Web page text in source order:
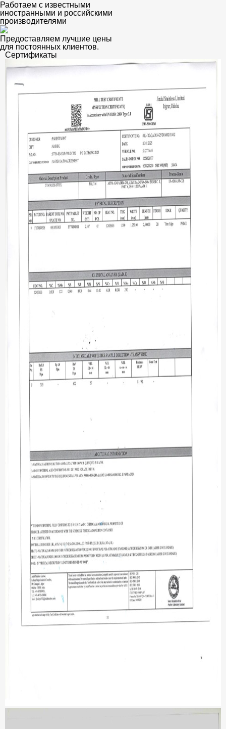
Работаем с известными
иностранными и российскими
производителями
Предоставляем лучшие цены
для постоянных клиентов.
Сертификаты